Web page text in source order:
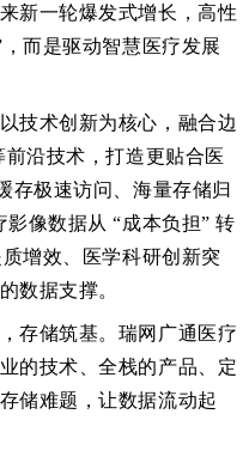
新一轮爆发式增长，高性
而是驱动智慧医疗发展
技术创新为核心，融合边
沿技术，打造更贴合医
存极速访问、海量存储归
像数据从 “成本负担” 转
增效、医学科研创新突
数据支撑。
存储筑基。瑞网广通医疗
的技术、全栈的产品、定
储难题，让数据流动起